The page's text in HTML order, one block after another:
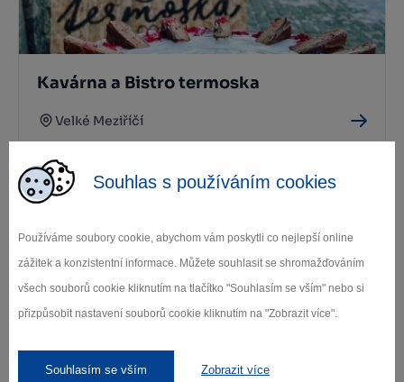
Souhlas s používáním cookies
Používáme soubory cookie, abychom vám poskytli co nejlepší online
zážitek a konzistentní informace. Můžete souhlasit se shromažďováním
všech souborů cookie kliknutím na tlačítko "Souhlasím se vším" nebo si
přizpůsobit nastavení souborů cookie kliknutím na "Zobrazit více".
Souhlasím se vším Zobrazit více
Kavárna a Bistro termoska
Velké Meziříčí
Restaurace Passage